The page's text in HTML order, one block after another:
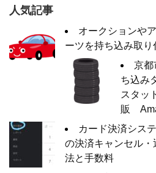
人気記事
オークションや
ーツを持ち込み取
京都
ち込み
スタッ
販
カード決済シス
の決済キャンセル
法と手数料